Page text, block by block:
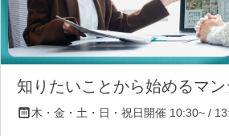
知りたいことから始めるマ